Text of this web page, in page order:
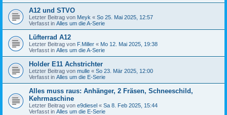
A12 und STVO
Letzter Beitrag von Meyk « So 25. Mai 2025, 12:57
Verfasst in Alles um die A-Serie
Lüfterrad A12
Letzter Beitrag von F.Miller « Mo 12. Mai 2025, 19:38
Verfasst in Alles um die A-Serie
Holder E11 Achstrichter
Letzter Beitrag von mulle « So 23. Mär 2025, 12:00
Verfasst in Alles um die E-Serie
Alles muss raus: Anhänger, 2 Fräsen, Schneeschild,
Kehrmaschine
Letzter Beitrag von e9diesel « Sa 8. Feb 2025, 15:44
Verfasst in Alles um die E-Serie